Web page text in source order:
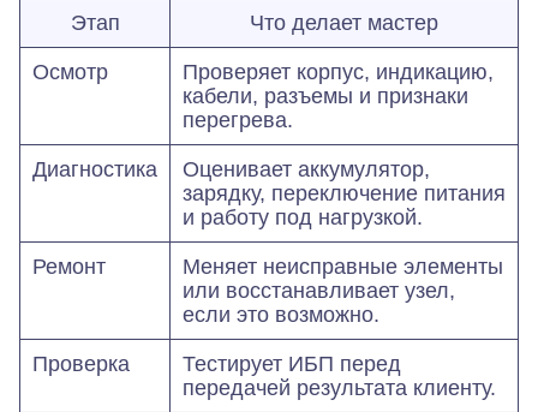
Этап
Что делает мастер
Осмотр
Проверяет корпус, индикацию,
кабели, разъемы и признаки
перегрева.
Диагностика
Оценивает аккумулятор,
зарядку, переключение питания
и работу под нагрузкой.
Ремонт
Меняет неисправные элементы
или восстанавливает узел,
если это возможно.
Проверка
Тестирует ИБП перед
передачей результата клиенту.